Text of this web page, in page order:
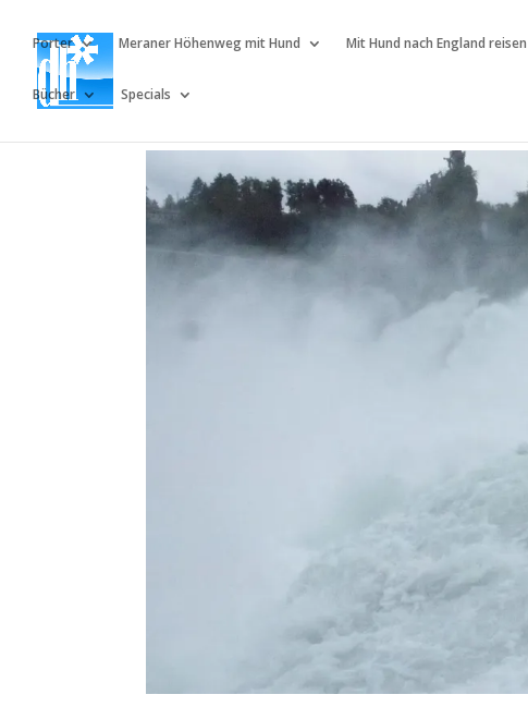
Porter Meraner Höhenweg mit Hund Mit Hund nach England reisen
Bücher Specials